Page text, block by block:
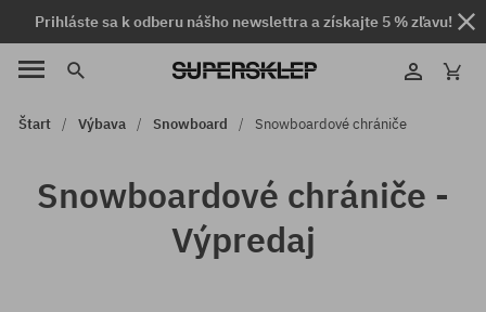
Prihláste sa k odberu nášho newslettra a získajte 5 % zľavu!
Štart Výbava Snowboard Snowboardové chrániče
Snowboardové chrániče -
Výpredaj